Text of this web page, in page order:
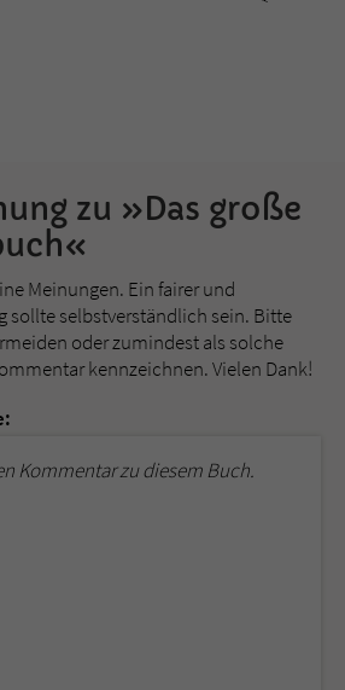
zu »Das große
Meinungen. Ein fairer und
sollte selbstverständlich sein. Bitte
oder zumindest als solche
kennzeichnen. Vielen Dank!
Kommentar zu diesem Buch.